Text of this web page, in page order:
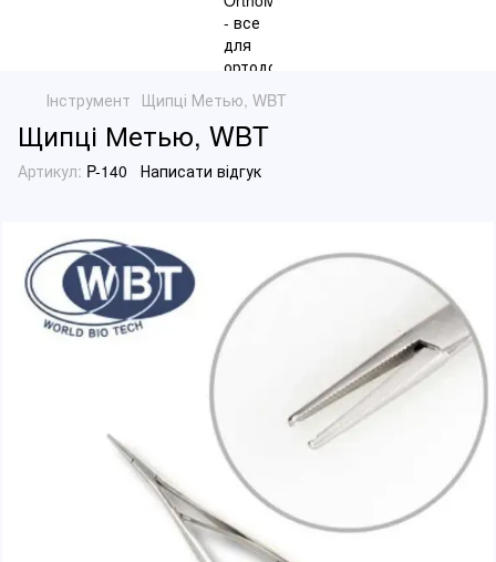
Інструмент Щипці Метью, WBT
Щипці Метью, WBT
Артикул: P-140 Написати відгук